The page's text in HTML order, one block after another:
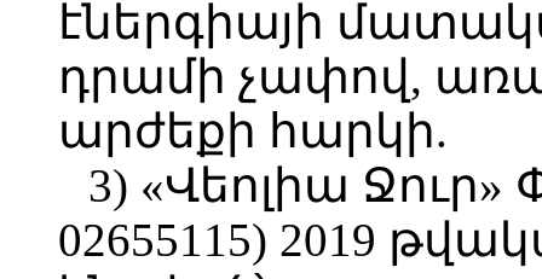
էներգիայի
դրամի չափով,
արժեքի հարկի.
3) «Վեոլիա
02655115) 2019